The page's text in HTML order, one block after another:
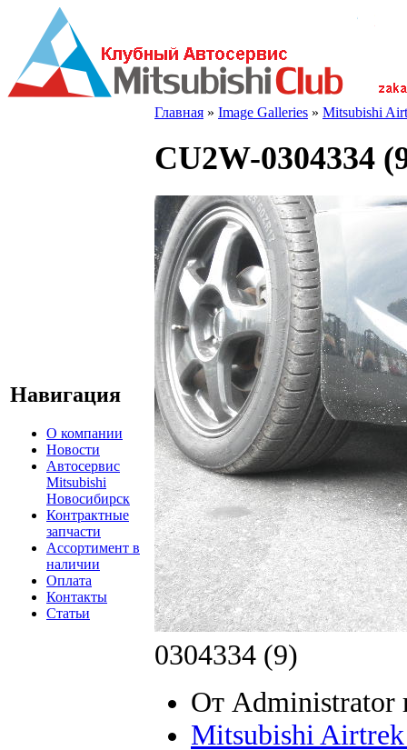
Навигация
О компании
Новости
Автосервис
Mitsubishi
Новосибирск
Контрактные
запчасти
Ассортимент в
наличии
Оплата
Контакты
Статьи
Главная » Image Galleries » Mitsubishi
CU2W-0304334
0304334 (9)
От Administrator
Mitsubishi